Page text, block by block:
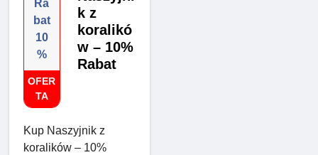
Ra
bat
10
%
OFER
TA
k z
koralikó
w – 10%
Rabat
Kup Naszyjnik z
koralików – 10%